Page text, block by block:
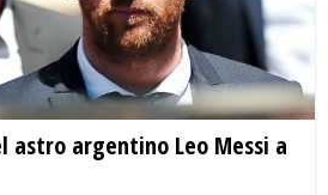
astro argentino Leo Messi a